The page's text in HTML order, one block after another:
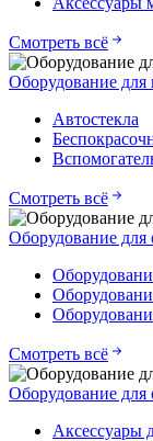
Смотреть всё
Оборудование для
Автостекла
Смотреть всё
Оборудование для
Смотреть всё
Оборудование для
Аксессуары